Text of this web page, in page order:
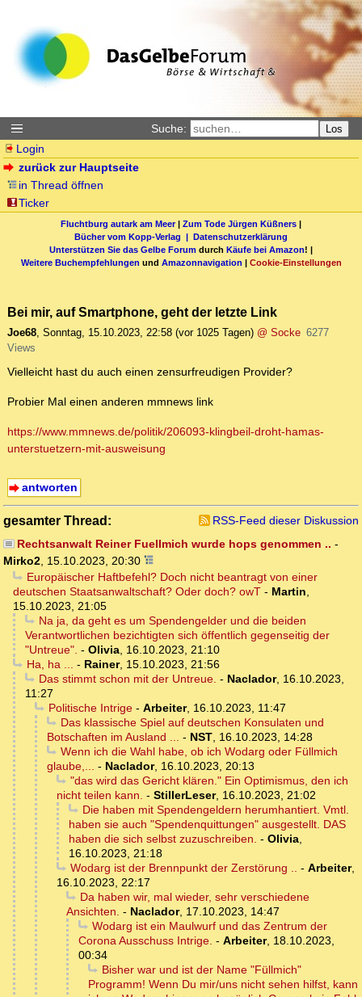
Suche: Los
Login
zurück zur Hauptseite
in Thread öffnen
Ticker
Fluchtburg autark am Meer| Zum Tode Jürgen Küßners |
Bücher vom Kopp-Verlag | Datenschutzerklärung
Unterstützen Sie das Gelbe Forum durch Käufe bei Amazon! |
Weitere Buchempfehlungen und Amazonnavigation | Cookie-Einstellungen
Bei mir, auf Smartphone, geht der letzte Link
Joe68, Sonntag, 15.10.2023, 22:58 (vor 1025 Tagen) @ Socke 6277
Views
Vielleicht hast du auch einen zensurfreudigen Provider?
Probier Mal einen anderen mmnews link
https://www.mmnews.de/politik/206093-klingbeil-droht-hamas-
unterstuetzern-mit-ausweisung
antworten
gesamter Thread:
RSS-Feed dieser Diskussion
Rechtsanwalt Reiner Fuellmich wurde hops genommen .. -
Mirko2, 15.10.2023, 20:30
Europäischer Haftbefehl? Doch nicht beantragt von einer
deutschen Staatsanwaltschaft? Oder doch? owT - Martin,
15.10.2023, 21:05
Na ja, da geht es um Spendengelder und die beiden
Verantwortlichen bezichtigten sich öffentlich gegenseitig der
"Untreue". - Olivia, 16.10.2023, 21:10
Ha, ha ... - Rainer, 15.10.2023, 21:56
Das stimmt schon mit der Untreue. - Naclador, 16.10.2023,
11:27
Politische Intrige- Arbeiter, 16.10.2023, 11:47
Das klassische Spiel auf deutschen Konsulaten und
Botschaften im Ausland ... - NST, 16.10.2023, 14:28
Wenn ich die Wahl habe, ob ich Wodarg oder Füllmich
glaube,... - Naclador, 16.10.2023, 20:13
"das wird das Gericht klären." Ein Optimismus, den ich
nicht teilen kann. - StillerLeser, 16.10.2023, 21:02
Die haben mit Spendengeldern herumhantiert. Vmtl.
haben sie auch "Spendenquittungen" ausgestellt. DAS
haben die sich selbst zuzuschreiben. - Olivia,
16.10.2023, 21:18
Wodarg ist der Brennpunkt der Zerstörung .. - Arbeiter,
16.10.2023, 22:17
Da haben wir, mal wieder, sehr verschiedene
Ansichten. - Naclador, 17.10.2023, 14:47
Wodarg ist ein Maulwurf und das Zentrum der
Corona Ausschuss Intrige. - Arbeiter, 18.10.2023,
00:34
Bisher war und ist der Name "Füllmich"
Programm! Wenn Du mir/uns nicht sehen hilfst, kann